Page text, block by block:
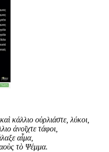
κάλλιο οὐρλιάστε, λύκοι,
ἀνοῖχτε τάφοι,
αἷμα,
τὸ Ψέμμα.